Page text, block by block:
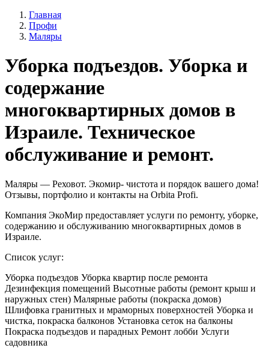
Главная
Профи
Маляры
Уборка подъездов. Уборка и
содержание
многоквартирных домов в
Израиле. Техническое
обслуживание и ремонт.
Маляры — Реховот. Экомир- чистота и порядок вашего дома!
Отзывы, портфолио и контакты на Orbita Profi.
Компания ЭкоМир предоставляет услуги по ремонту, уборке,
содержанию и обслуживанию многоквартирных домов в
Израиле.
Список услуг:
Уборка подъездов Уборка квартир после ремонта
Дезинфекция помещений Высотные работы (ремонт крыш и
наружных стен) Малярные работы (покраска домов)
Шлифовка гранитных и мраморных поверхностей Уборка и
чистка, покраска балконов Установка сеток на балконы
Покраска подъездов и парадных Ремонт лобби Услуги
садовника